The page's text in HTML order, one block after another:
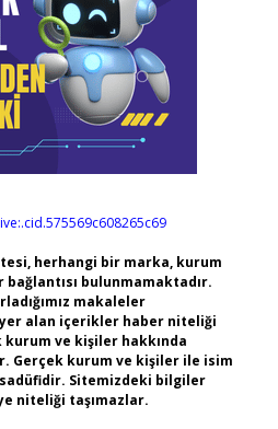
herhangi bir marka, kurum
bulunmamaktadır.
makaleler
alan içerikler haber niteliği
ve kişiler hakkında
Gerçek kurum ve kişiler ile isim
Sitemizdeki bilgiler
niteliği taşımazlar.